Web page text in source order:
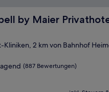
by Maier
Maier Privathotels
2 km von Bahnhof
(887 Bewertungen)